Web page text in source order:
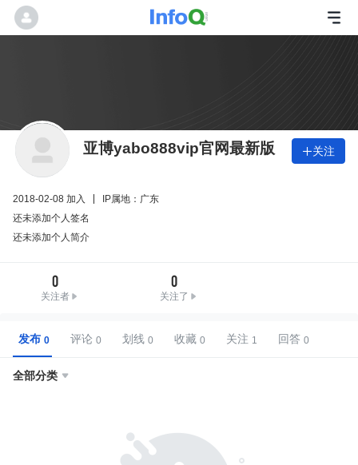
亚博yabo888vip官网最新版 关注
2018-02-08 加入
IP属地：广东
还未添加个人签名
还未添加个人简介
0
关注者
0
关注了
发布 评论 划线 收藏 关注 回答
全部分类 